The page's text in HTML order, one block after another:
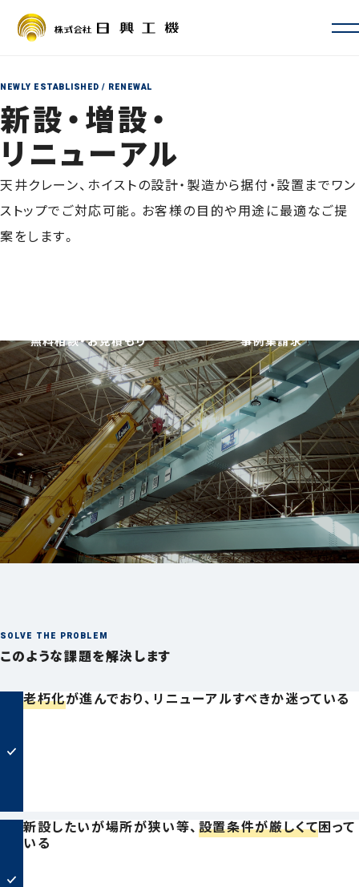
会社概要・沿革
お取引先一覧
ISO認証・許認可
拠点一覧・アクセス
サービス案内
定期自主検査・性能検査
地震対策
新設・増設・リニューアル
044-211-0331
平日9:00〜17:00
お見積もり
無料相談 事例集請求
NEWLY ESTABLISHED / RENEWAL
新設・増設・
リニューアル
天井クレーン、ホイストの設計・製造から据付・設置までワン
ストップでご対応可能。お客様の目的や用途に最適なご提
案をします。
無料相談・お見積もり 事例集請求
SOLVE THE PROBLEM
このような課題を解決します
老朽化が進んでおり、リニューアルすべきか迷っている
新設したいが場所が狭い等、 設置条件が厳しくて困って
いる